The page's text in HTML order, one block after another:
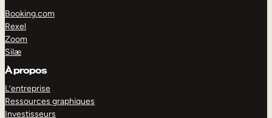
Booking.com
Rexel
Zoom
Silæ
À propos
L’entreprise
Ressources graphiques
Investisseurs